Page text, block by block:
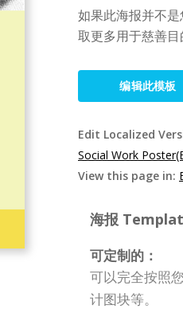
如果此海报并不
取更多用于慈善
编辑此模板
Edit Localized
Social Work
View this page in:
海报
可定制的：
可以完全按照
计图块等。